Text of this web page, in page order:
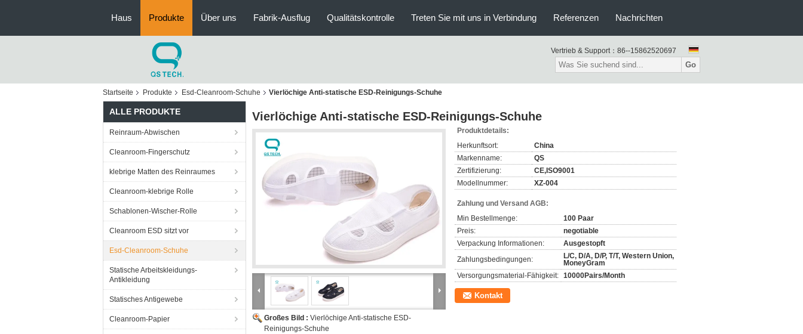
Haus Produkte Über uns Fabrik-Ausflug Qualitätskontrolle Treten Sie mit uns in Verbindung Referenzen Nachrichten
Vertrieb & Support： 86--15862520697
Go
Startseite Produkte Esd-Cleanroom-Schuhe Vierlöchige Anti-statische ESD-Reinigungs-Schuhe
ALLE PRODUKTE
Reinraum-Abwischen
Cleanroom-Fingerschutz
klebrige Matten des Reinraumes
Cleanroom-klebrige Rolle
Schablonen-Wischer-Rolle
Cleanroom ESD sitzt vor
Esd-Cleanroom-Schuhe
Statische Arbeitskleidungs-
Antikleidung
Statisches Antigewebe
Cleanroom-Papier
Vierlöchige Anti-statische ESD-Reinigungs-Schuhe
Großes Bild : Vierlöchige Anti-statische ESD-
Reinigungs-Schuhe
Produktdetails:
Herkunftsort:
China
Markenname:
QS
Zertifizierung:
CE,ISO9001
Modellnummer:
XZ-004
Zahlung und Versand AGB:
Min Bestellmenge:
100 Paar
Preis:
negotiable
Verpackung Informationen:
Ausgestopft
Zahlungsbedingungen:
L/C, D/A, D/P, T/T, Western Union,
MoneyGram
Versorgungsmaterial-Fähigkeit: 10000Pairs/Month
Kontakt